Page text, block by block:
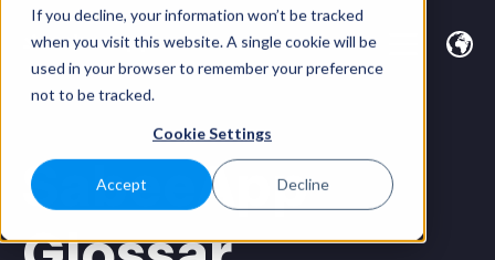
If you decline, your information won’t be tracked
when you visit this website. A single cookie will be
used in your browser to remember your preference
not to be tracked.
Cookie Settings
Accept Decline
SabeeApp